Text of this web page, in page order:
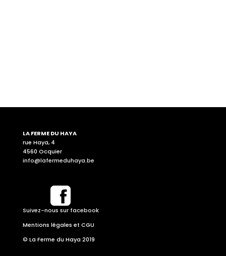
LA FERME DU HAYA
rue Haya, 4
4560 Ocquier
info@lafermeduhaya.be
Suivez-nous sur facebook
Mentions légales et CGU
© La Ferme du Haya 2019